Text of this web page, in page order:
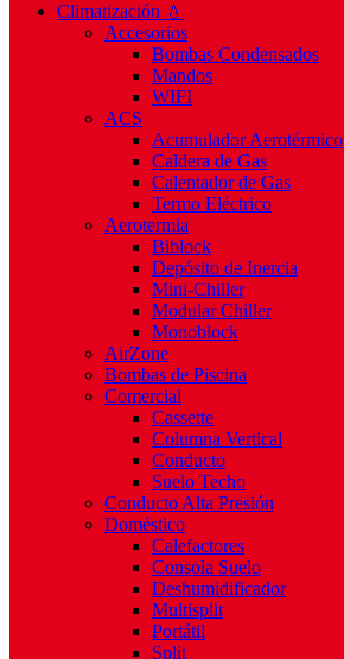
Climatización 💧
Accesorios
Bombas Condensados
Mandos
WIFI
ACS
Acumulador Aerotérmico
Caldera de Gas
Calentador de Gas
Termo Eléctrico
Aerotermia
Biblock
Depósito de Inercia
Mini-Chiller
Modular Chiller
Monoblock
AirZone
Bombas de Piscina
Comercial
Cassette
Columna Vertical
Conducto
Suelo Techo
Conducto Alta Presión
Doméstico
Calefactores
Consola Suelo
Deshumidificador
Multisplit
Portátil
Split